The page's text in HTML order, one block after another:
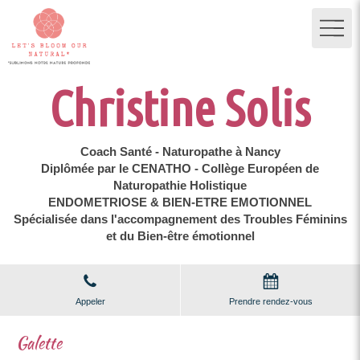
Christine Solis
Coach Santé - Naturopathe à Nancy
Diplômée par le CENATHO - Collège Européen de
Naturopathie Holistique
ENDOMETRIOSE & BIEN-ETRE EMOTIONNEL
Spécialisée dans l'accompagnement des Troubles Féminins
et du Bien-être émotionnel
Appeler Prendre rendez-vous
Galette